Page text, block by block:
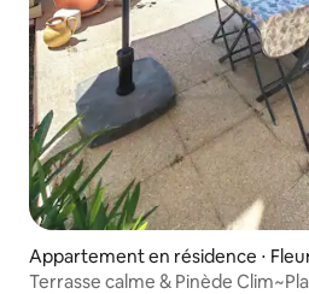
Appartement en résidence ⋅
Terrasse calme & Pinède